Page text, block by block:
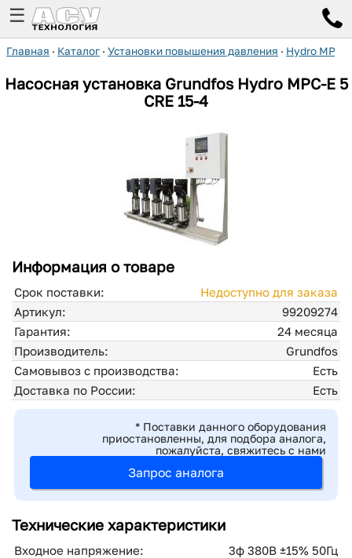
☰
Главная · Каталог · Установки повышения давления · Hydro MPC-E
Насосная установка Grundfos Hydro MPC-E 5
CRE 15-4
Информация о товаре
Срок поставки:
Недоступно для заказа
Артикул:
99209274
Гарантия:
24 месяца
Производитель:
Grundfos
Самовывоз с производства:
Есть
Доставка по России:
Есть
* Поставки данного оборудования
приостановленны, для подбора аналога,
пожалуйста, свяжитесь с нами
Запрос аналога
Технические характеристики
Входное напряжение:
3ф 380В ±15% 50Гц